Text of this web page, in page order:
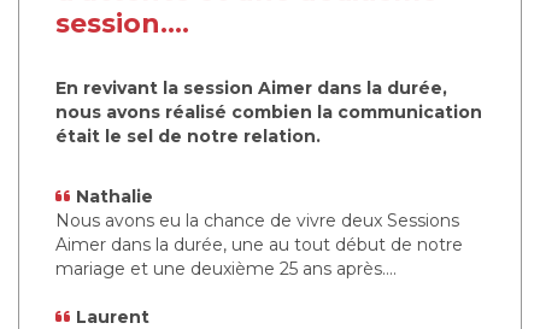
session....
En revivant la session Aimer dans la durée,
nous avons réalisé combien la communication
était le sel de notre relation.
Nathalie
Nous avons eu la chance de vivre deux Sessions
Aimer dans la durée, une au tout début de notre
mariage et une deuxième 25 ans après….
Laurent